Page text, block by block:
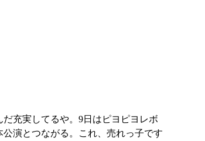
充実してるや。9日はピヨピヨレボ
演とつながる。これ、売れっ子です